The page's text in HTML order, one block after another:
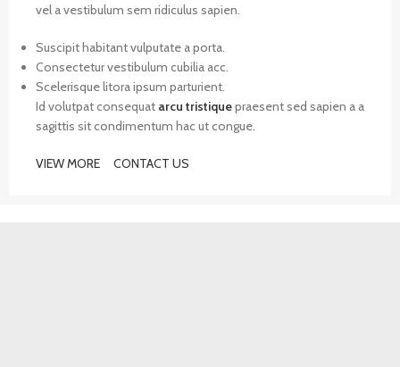
vel a vestibulum sem ridiculus sapien.
Suscipit habitant vulputate a porta.
Consectetur vestibulum cubilia acc.
Scelerisque litora ipsum parturient.
Id volutpat consequat arcu tristiquepraesent sed sapien a a
sagittis sit condimentum hac ut congue.
VIEW MORE CONTACT US